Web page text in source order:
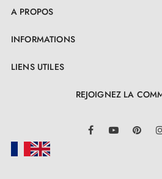
A PROPOS
INFORMATIONS
LIENS UTILES
REJOIGNEZ LA
FacebookYouTube